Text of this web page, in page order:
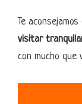
Te
visitar
con mucho que